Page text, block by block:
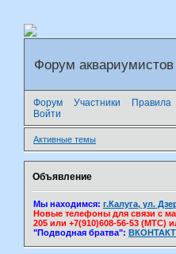
Форум
Форум Участники Правила
Войти
Активные темы
Объявление
Мы находимся: г.Калуга, ул.
Новые телефоны для связи с
205 или +7(910)608-56-53 (МТС)
"Подводная братва":